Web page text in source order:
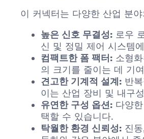
이 커넥터는 다양한 산업 분
높은 신호 무결성: 로우
신 및 정밀 제어 시스템
컴팩트한 폼 팩터: 소형
의 크기를 줄이는 데 기
견고한 기계적 설계: 반
이는 산업 장비 및 내구
유연한 구성 옵션: 다양
택할 수 있습니다.
탁월한 환경 신뢰성: 진